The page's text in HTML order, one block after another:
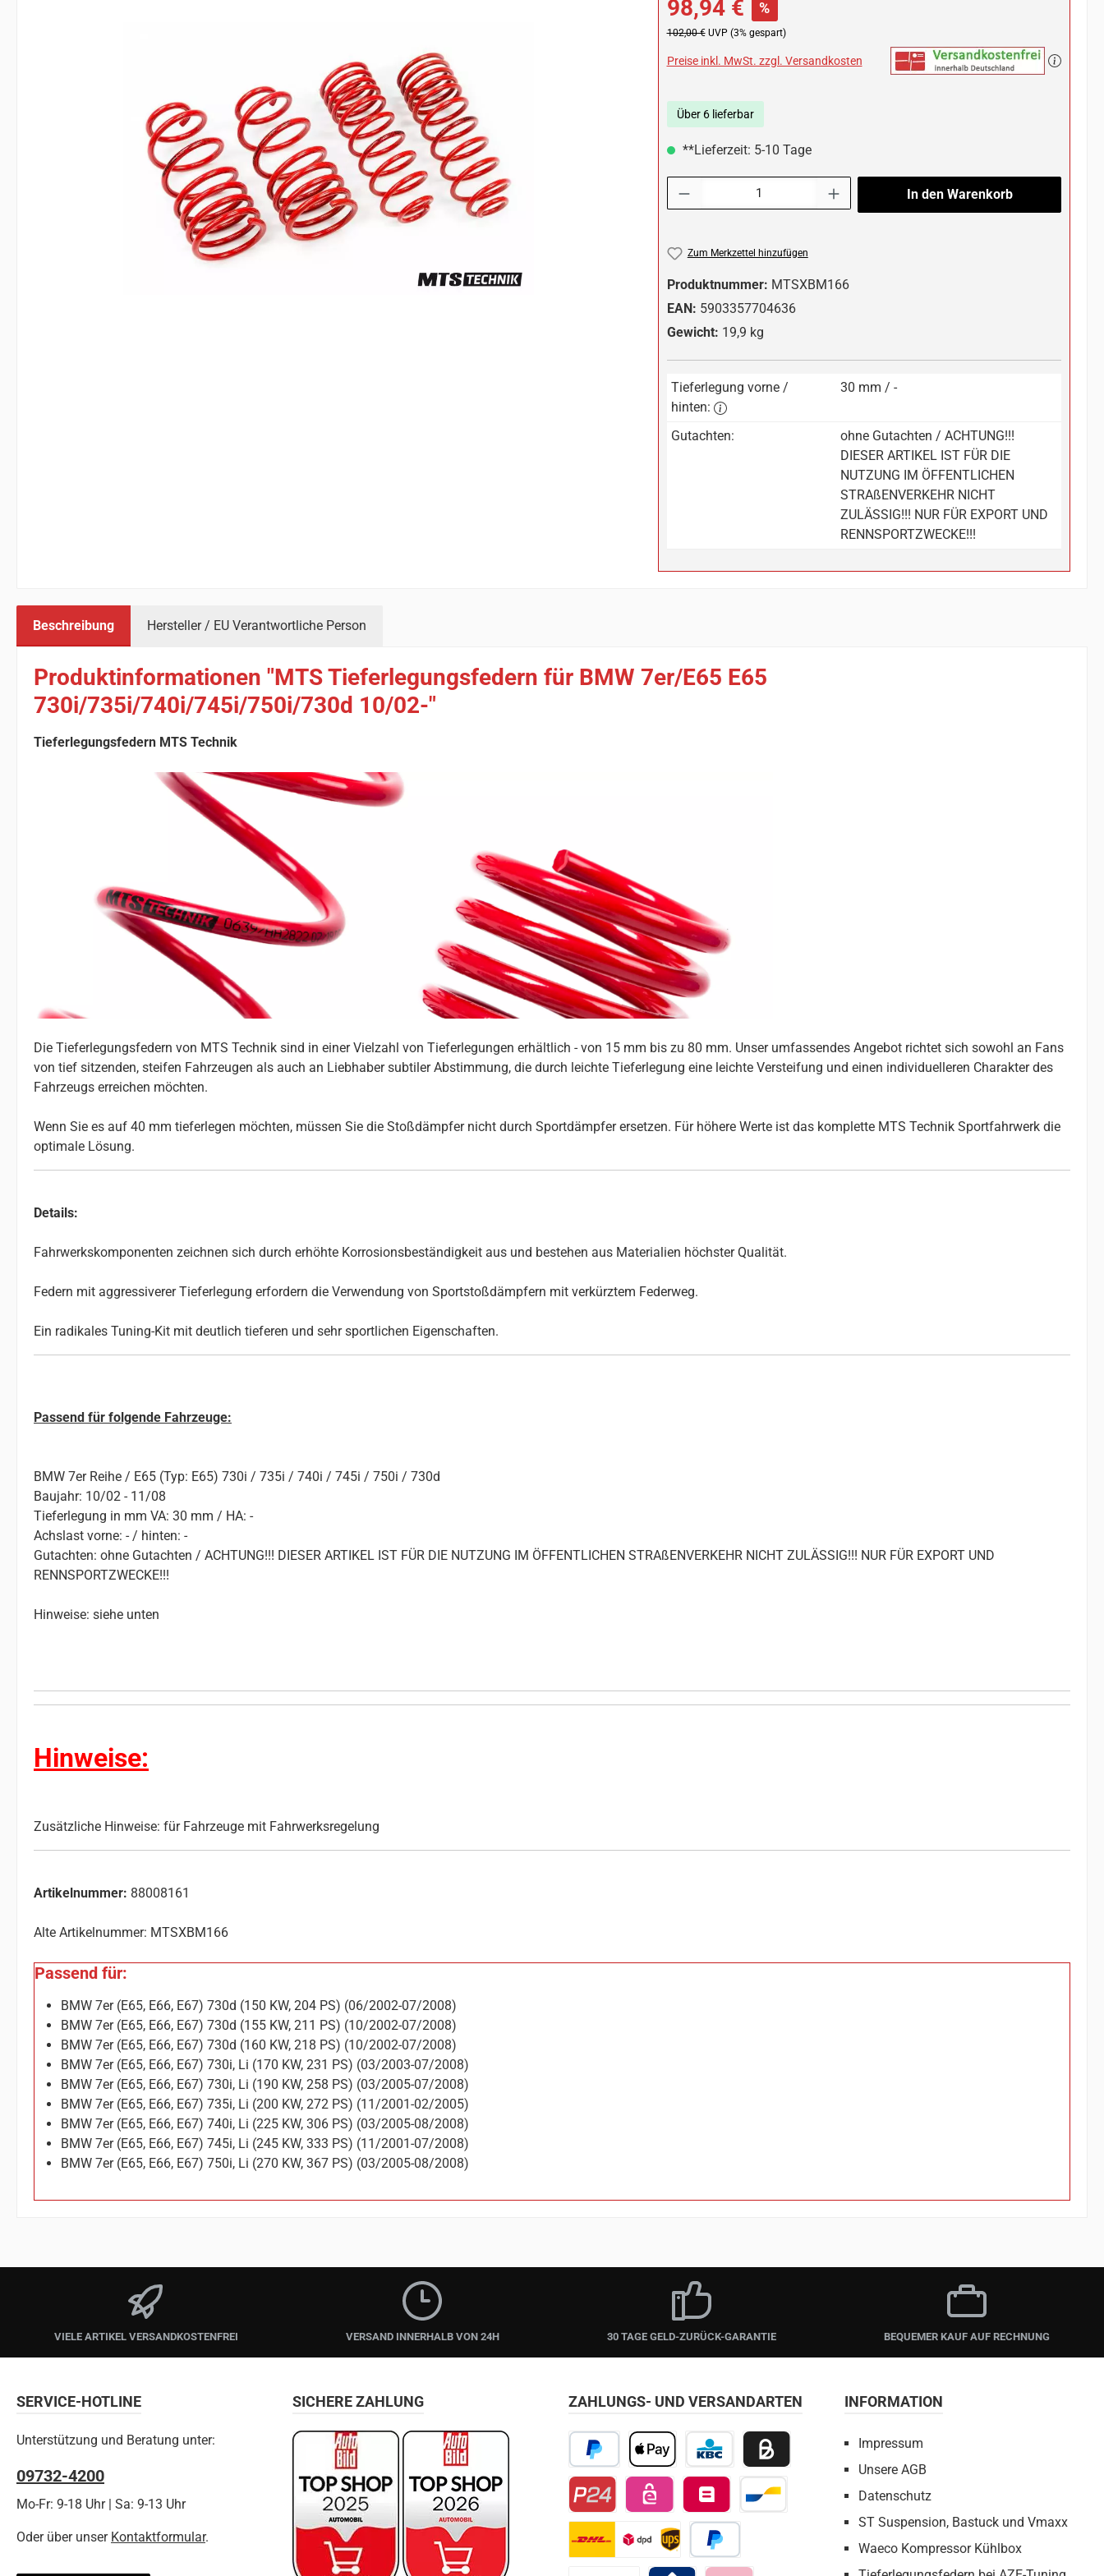
98,94 € %
Regulärer Preis:
102,00 € UVP (3% gespart)
Preise inkl. MwSt. zzgl. Versandkosten
Über 6 lieferbar
**Lieferzeit: 5-10 Tage
In den Warenkorb
Zum Merkzettel hinzufügen
Produktnummer: MTSXBM166
EAN: 5903357704636
Gewicht: 19,9 kg
Tieferlegung vorne /
hinten:
30 mm / -
Gutachten:
ohne Gutachten / ACHTUNG!!!
DIESER ARTIKEL IST FÜR DIE
NUTZUNG IM ÖFFENTLICHEN
STRAßENVERKEHR NICHT
ZULÄSSIG!!! NUR FÜR EXPORT UND
RENNSPORTZWECKE!!!
Beschreibung Hersteller / EU Verantwortliche Person
Produktinformationen "MTS Tieferlegungsfedern für BMW 7er/E65 E65
730i/735i/740i/745i/750i/730d 10/02-"
Tieferlegungsfedern MTS Technik
Die Tieferlegungsfedern von MTS Technik sind in einer Vielzahl von Tieferlegungen erhältlich - von 15 mm bis zu 80 mm. Unser umfassendes Angebot richtet sich sowohl an Fans
von tief sitzenden, steifen Fahrzeugen als auch an Liebhaber subtiler Abstimmung, die durch leichte Tieferlegung eine leichte Versteifung und einen individuelleren Charakter des
Fahrzeugs erreichen möchten.
Wenn Sie es auf 40 mm tieferlegen möchten, müssen Sie die Stoßdämpfer nicht durch Sportdämpfer ersetzen. Für höhere Werte ist das komplette MTS Technik Sportfahrwerk die
optimale Lösung.
Details:
Fahrwerkskomponenten zeichnen sich durch erhöhte Korrosionsbeständigkeit aus und bestehen aus Materialien höchster Qualität.
Federn mit aggressiverer Tieferlegung erfordern die Verwendung von Sportstoßdämpfern mit verkürztem Federweg.
Ein radikales Tuning-Kit mit deutlich tieferen und sehr sportlichen Eigenschaften.
Passend für folgende Fahrzeuge:
BMW 7er Reihe / E65 (Typ: E65) 730i / 735i / 740i / 745i / 750i / 730d
Baujahr: 10/02 - 11/08
Tieferlegung in mm VA: 30 mm / HA: -
Achslast vorne: - / hinten: -
Gutachten: ohne Gutachten / ACHTUNG!!! DIESER ARTIKEL IST FÜR DIE NUTZUNG IM ÖFFENTLICHEN STRAßENVERKEHR NICHT ZULÄSSIG!!! NUR FÜR EXPORT UND
RENNSPORTZWECKE!!!
Hinweise: siehe unten
Hinweise:
Zusätzliche Hinweise: für Fahrzeuge mit Fahrwerksregelung
Artikelnummer: 88008161
Alte Artikelnummer: MTSXBM166
Passend für:
BMW 7er (E65, E66, E67) 730d (150 KW, 204 PS) (06/2002-07/2008)
BMW 7er (E65, E66, E67) 730d (155 KW, 211 PS) (10/2002-07/2008)
BMW 7er (E65, E66, E67) 730d (160 KW, 218 PS) (10/2002-07/2008)
BMW 7er (E65, E66, E67) 730i, Li (170 KW, 231 PS) (03/2003-07/2008)
BMW 7er (E65, E66, E67) 730i, Li (190 KW, 258 PS) (03/2005-07/2008)
BMW 7er (E65, E66, E67) 735i, Li (200 KW, 272 PS) (11/2001-02/2005)
BMW 7er (E65, E66, E67) 740i, Li (225 KW, 306 PS) (03/2005-08/2008)
BMW 7er (E65, E66, E67) 745i, Li (245 KW, 333 PS) (11/2001-07/2008)
BMW 7er (E65, E66, E67) 750i, Li (270 KW, 367 PS) (03/2005-08/2008)
VIELE ARTIKEL VERSANDKOSTENFREI VERSAND INNERHALB VON 24H 30 TAGE GELD-ZURÜCK-GARANTIE BEQUEMER KAUF AUF RECHNUNG
SERVICE-HOTLINE
Unterstützung und Beratung unter:
09732-4200
Mo-Fr: 9-18 Uhr | Sa: 9-13 Uhr
Oder über unser Kontaktformular.
ZAHLUNGS- UND VERSANDARTEN
PayPal Apple PayKBC/CBC PaymentBillie / Kauf auf Rechnung
Przelewy24 Belfius Direct Net
Bancontact
Später bezahlen
INFORMATION
Impressum
Unsere AGB
Datenschutz
ST Suspension, Bastuck und Vmaxx
Waeco Kompressor Kühlbox
SICHERE ZAHLUNG